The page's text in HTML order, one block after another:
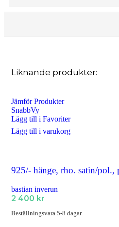
Liknande produkter:
Jämför Produkter
SnabbVy
Lägg till i Favoriter
Lägg till i varukorg
925/- hänge, rho. satin/pol.,
bastian inverun
2 400 kr
Beställningsvara 5-8 dagar.